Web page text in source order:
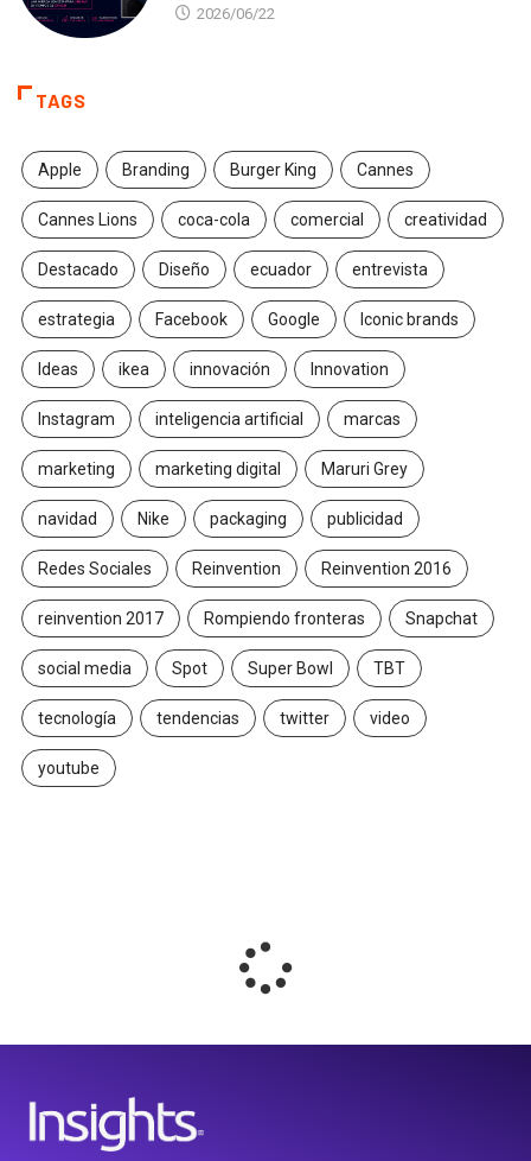
2026/06/22
TAGS
Apple Branding Burger King Cannes
Cannes Lions coca-cola comercial creatividad
Destacado Diseño ecuador entrevista
estrategia Facebook Google Iconic brands
Ideas ikea innovación Innovation
Instagram inteligencia artificial marcas
marketing marketing digital Maruri Grey
navidad Nike packaging publicidad
Redes Sociales Reinvention Reinvention 2016
reinvention 2017 Rompiendo fronteras Snapchat
social media Spot Super Bowl TBT
tecnología tendencias twitter video
youtube